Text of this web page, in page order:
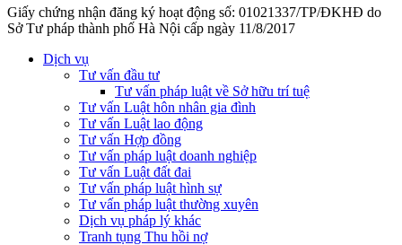
Giấy chứng nhận đăng ký hoạt động số: 01021337/TP/ĐKHĐ do
Sở Tư pháp thành phố Hà Nội cấp ngày 11/8/2017
Dịch vụ
Tư vấn đầu tư
Tư vấn pháp luật về Sở hữu trí tuệ
Tư vấn Luật hôn nhân gia đình
Tư vấn Luật lao động
Tư vấn Hợp đồng
Tư vấn pháp luật doanh nghiệp
Tư vấn Luật đất đai
Tư vấn pháp luật hình sự
Tư vấn pháp luật thường xuyên
Dịch vụ pháp lý khác
Tranh tụng Thu hồi nợ